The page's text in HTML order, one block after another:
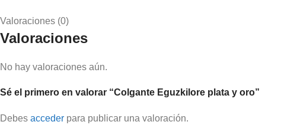
Valoraciones (0)
Valoraciones
No hay valoraciones aún.
Sé el primero en valorar “Colgante Eguzkilore plata y oro”
Debes acceder para publicar una valoración.